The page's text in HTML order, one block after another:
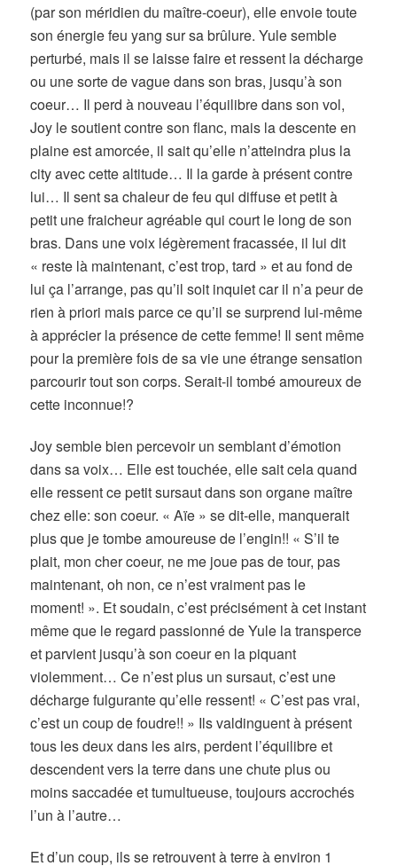
(par son méridien du maître-coeur), elle envoie toute
son énergie feu yang sur sa brûlure. Yule semble
perturbé, mais il se laisse faire et ressent la décharge
ou une sorte de vague dans son bras, jusqu’à son
coeur… Il perd à nouveau l’équilibre dans son vol,
Joy le soutient contre son flanc, mais la descente en
plaine est amorcée, il sait qu’elle n’atteindra plus la
city avec cette altitude… Il la garde à présent contre
lui… Il sent sa chaleur de feu qui diffuse et petit à
petit une fraicheur agréable qui court le long de son
bras. Dans une voix légèrement fracassée, il lui dit
« reste là maintenant, c’est trop, tard » et au fond de
lui ça l’arrange, pas qu’il soit inquiet car il n’a peur de
rien à priori mais parce ce qu’il se surprend lui-même
à apprécier la présence de cette femme! Il sent même
pour la première fois de sa vie une étrange sensation
parcourir tout son corps. Serait-il tombé amoureux de
cette inconnue!?
Joy semble bien percevoir un semblant d’émotion
dans sa voix… Elle est touchée, elle sait cela quand
elle ressent ce petit sursaut dans son organe maître
chez elle: son coeur. « Aïe » se dit-elle, manquerait
plus que je tombe amoureuse de l’engin!! « S’il te
plait, mon cher coeur, ne me joue pas de tour, pas
maintenant, oh non, ce n’est vraiment pas le
moment! ». Et soudain, c’est précisément à cet instant
même que le regard passionné de Yule la transperce
et parvient jusqu’à son coeur en la piquant
violemment… Ce n’est plus un sursaut, c’est une
décharge fulgurante qu’elle ressent! « C’est pas vrai,
c’est un coup de foudre!! » Ils valdinguent à présent
tous les deux dans les airs, perdent l’équilibre et
descendent vers la terre dans une chute plus ou
moins saccadée et tumultueuse, toujours accrochés
l’un à l’autre…
Et d’un coup, ils se retrouvent à terre à environ 1